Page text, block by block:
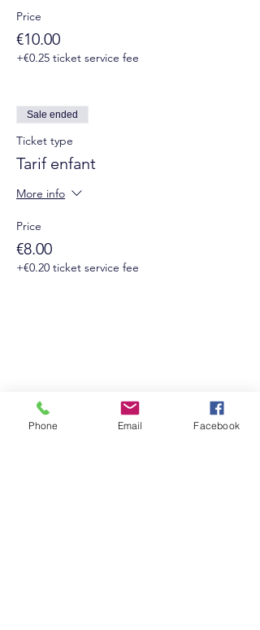
Price
€10.00
+€0.25 ticket service fee
Sale ended
Ticket type
Tarif enfant
More info
Price
€8.00
+€0.20 ticket service fee
Suivez-nous sur les réseaux sociaux :
Phone Email Facebook